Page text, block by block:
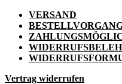
VERSAND
Vertrag widerrufen